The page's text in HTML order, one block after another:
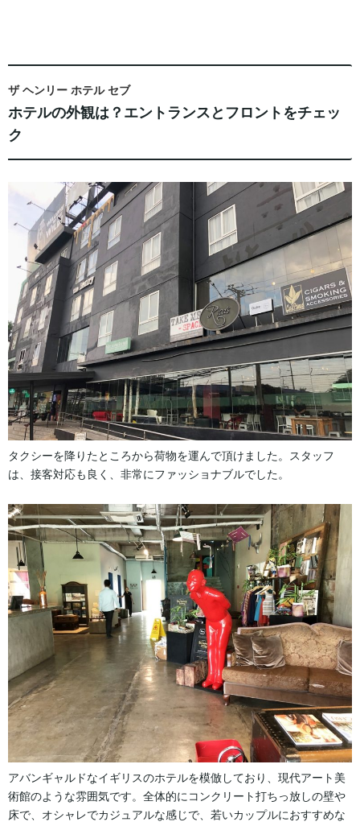
ザ ヘンリー ホテル セブ
ホテルの外観は？エントランスとフロントをチェッ
ク
タクシーを降りたところから荷物を運んで頂けました。スタッフ
は、接客対応も良く、非常にファッショナブルでした。
アバンギャルドなイギリスのホテルを模倣しており、現代アート美
術館のような雰囲気です。全体的にコンクリート打ちっ放しの壁や
床で、オシャレでカジュアルな感じで、若いカップルにおすすめな